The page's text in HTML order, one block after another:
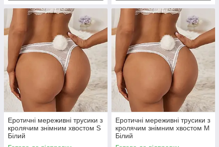
Еротичні мереживні трусики з
кролячим знімним хвостом S
Білий
Еротичні мереживні трусики з
кролячим знімним хвостом М
Білий